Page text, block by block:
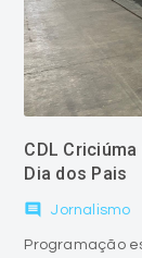
CDL
Dia dos Pais
comment Jornalismo
Programação